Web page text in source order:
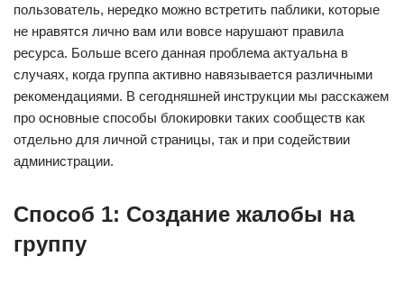
пользователь, нередко можно встретить паблики, которые
не нравятся лично вам или вовсе нарушают правила
ресурса. Больше всего данная проблема актуальна в
случаях, когда группа активно навязывается различными
рекомендациями. В сегодняшней инструкции мы расскажем
про основные способы блокировки таких сообществ как
отдельно для личной страницы, так и при содействии
администрации.
Способ 1: Создание жалобы на
группу